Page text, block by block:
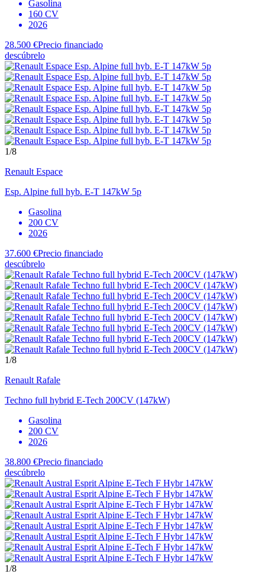
Gasolina
160 CV
2026
28.500 €Precio financiado
descúbrelo
1/8
Renault Espace
Esp. Alpine full hyb. E-T 147kW 5p
Gasolina
200 CV
2026
37.600 €Precio financiado
descúbrelo
1/8
Renault Rafale
Techno full hybrid E-Tech 200CV (147kW)
Gasolina
200 CV
2026
38.800 €Precio financiado
descúbrelo
1/8